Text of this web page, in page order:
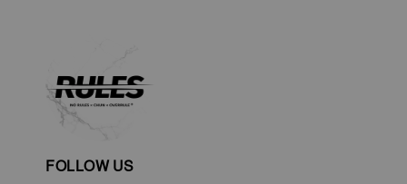
FOLLOW US